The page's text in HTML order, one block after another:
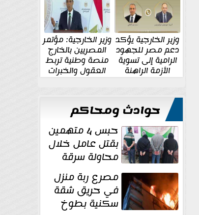
وزير الخارجية يؤكد
دعم مصر للجهود
الرامية إلى تسوية
الأزمة الراهنة
وزير الخارجية: مؤتمر
المصريين بالخارج
منصة وطنية تربط
العقول والخبرات
المصرية بالدولة
حوادث ومحاكم
حبس 4 متهمين
بقتل عامل خلال
محاولة سرقة
دراجة نارية في
المنوفية مصرع ربة منزل
في حريق شقة
سكنية بطوخ